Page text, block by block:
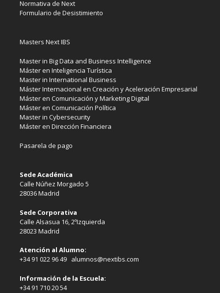
Normativa de Next
Formulario de Desistimiento
Masters Next IBS
Master in Big Data and Business Intelligence
Máster en Inteligencia Turística
Master in International Business
Máster Internacional en Creación y Aceleración Empresarial
Máster en Comunicación y Marketing Digital
Máster en Comunicación Política
Master in Cybersecurity
Máster en Dirección Financiera
Pasarela de pago
Sede Académica
Calle Núñez Morgado 5
28036 Madrid
Sede Corporativa
Calle Alsasua 16, 2ºIzquierda
28023 Madrid
Atención al Alumno:
+34 91 022 96 49 alumnos@nextibs.com
Información de la Escuela:
+34 91 710 20 54